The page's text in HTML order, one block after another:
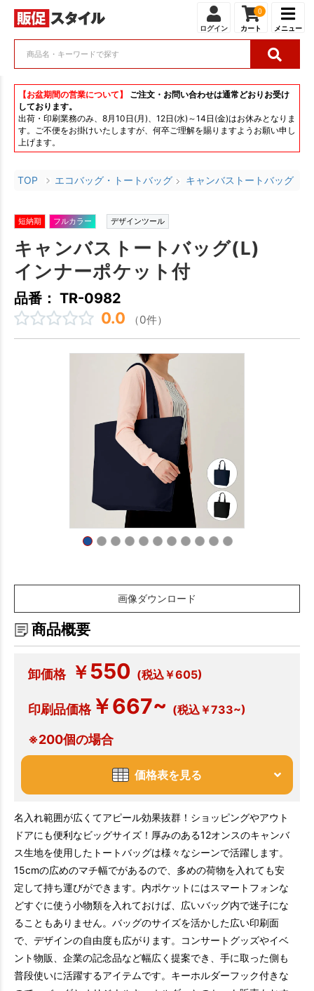
ログイン
0
カート メニュー
【お盆期間の営業について】
ご注文・お問い合わせは通常どおりお受け
しております。
出荷・印刷業務のみ、8月10日(月)、12日(水)～14日(金)はお休みとなりま
す。ご不便をお掛けいたしますが、何卒ご理解を賜りますようお願い申し
上げます。
TOP エコバッグ・トートバッグ キャンバストートバッグ
短納期 フルカラー デザインツール
キャンバストートバッグ(L)
インナーポケット付
品番： TR-0982
0.0 （0件）
画像ダウンロード
商品概要
卸価格 ￥550 (税込￥605)
印刷品価格￥667~ (税込￥733~)
※200個の場合
価格表を見る
名入れ範囲が広くてアピール効果抜群！ショッピングやアウト
ドアにも便利なビッグサイズ！厚みのある12オンスのキャンバ
ス生地を使用したトートバッグは様々なシーンで活躍します。
15cmの広めのマチ幅でがあるので、多めの荷物を入れても安
定して持ち運びができます。内ポケットにはスマートフォンな
どすぐに使う小物類を入れておけば、広いバッグ内で迷子にな
ることもありません。バッグのサイズを活かした広い印刷面
で、デザインの自由度も広がります。コンサートグッズやイベ
ント物販、企業の記念品など幅広く提案でき、手に取った側も
普段使いに活躍するアイテムです。キーホルダーフック付きな